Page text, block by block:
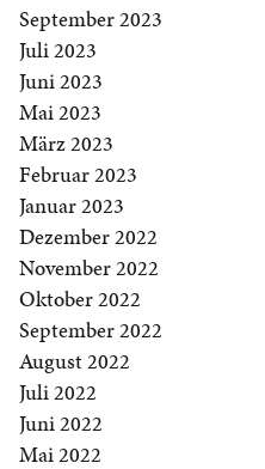
September 2023
Juli 2023
Juni 2023
Mai 2023
März 2023
Februar 2023
Januar 2023
Dezember 2022
November 2022
Oktober 2022
September 2022
August 2022
Juli 2022
Juni 2022
Mai 2022